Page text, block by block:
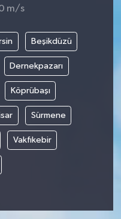
m/s
Beşikdüzü
Dernekpazarı
Köprübaşı
Sürmene
Vakfıkebir